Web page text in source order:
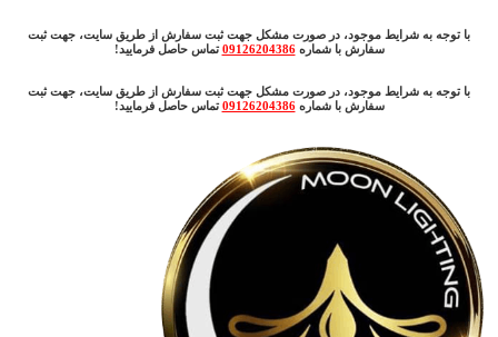
با توجه به شرایط موجود، در صورت مشکل جهت ثبت سفارش از طریق سایت، جهت ثبت
سفارش با شماره09126204386 تماس حاصل فرمایید!
با توجه به شرایط موجود، در صورت مشکل جهت ثبت سفارش از طریق سایت، جهت ثبت
سفارش با شماره09126204386 تماس حاصل فرمایید!